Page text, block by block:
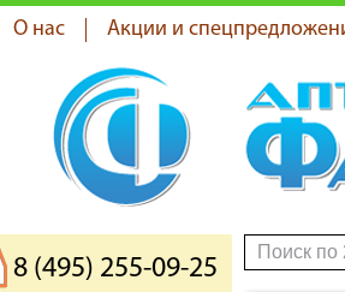
О нас Акции и
8 (495) 255-09-25